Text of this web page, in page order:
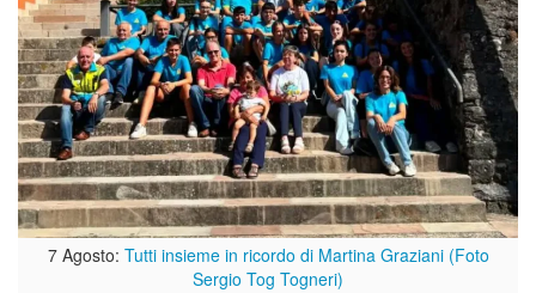
7 Agosto: Tutti insieme in ricordo di Martina Graziani (Foto
Sergio Tog Togneri)